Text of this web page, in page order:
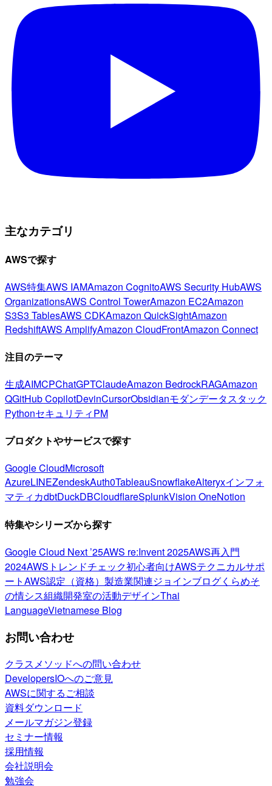
主なカテゴリ
AWSで探す
AWS特集AWS IAMAmazon CognitoAWS Security HubAWS
OrganizationsAWS Control TowerAmazon EC2Amazon
S3S3 TablesAWS CDKAmazon QuickSightAmazon
RedshiftAWS AmplifyAmazon CloudFrontAmazon Connect
注目のテーマ
生成AIMCPChatGPTClaudeAmazon BedrockRAGAmazon
QGitHub CopilotDevinCursorObsidianモダンデータスタック
PythonセキュリティPM
プロダクトやサービスで探す
Google CloudMicrosoft
AzureLINEZendeskAuth0TableauSnowflakeAlteryxインフォ
マティカdbtDuckDBCloudflareSplunkVision OneNotion
特集やシリーズから探す
Google Cloud Next ’25AWS re:Invent 2025AWS再入門
2024AWSトレンドチェック初心者向けAWSテクニカルサポ
ートAWS認定（資格） 製造業関連ジョインブログくらめそ
の情シス組織開発室の活動デザインThai
LanguageVietnamese Blog
お問い合わせ
クラスメソッドへの問い合わせ
DevelopersIOへのご意見
AWSに関するご相談
資料ダウンロード
メールマガジン登録
セミナー情報
採用情報
会社説明会
勉強会